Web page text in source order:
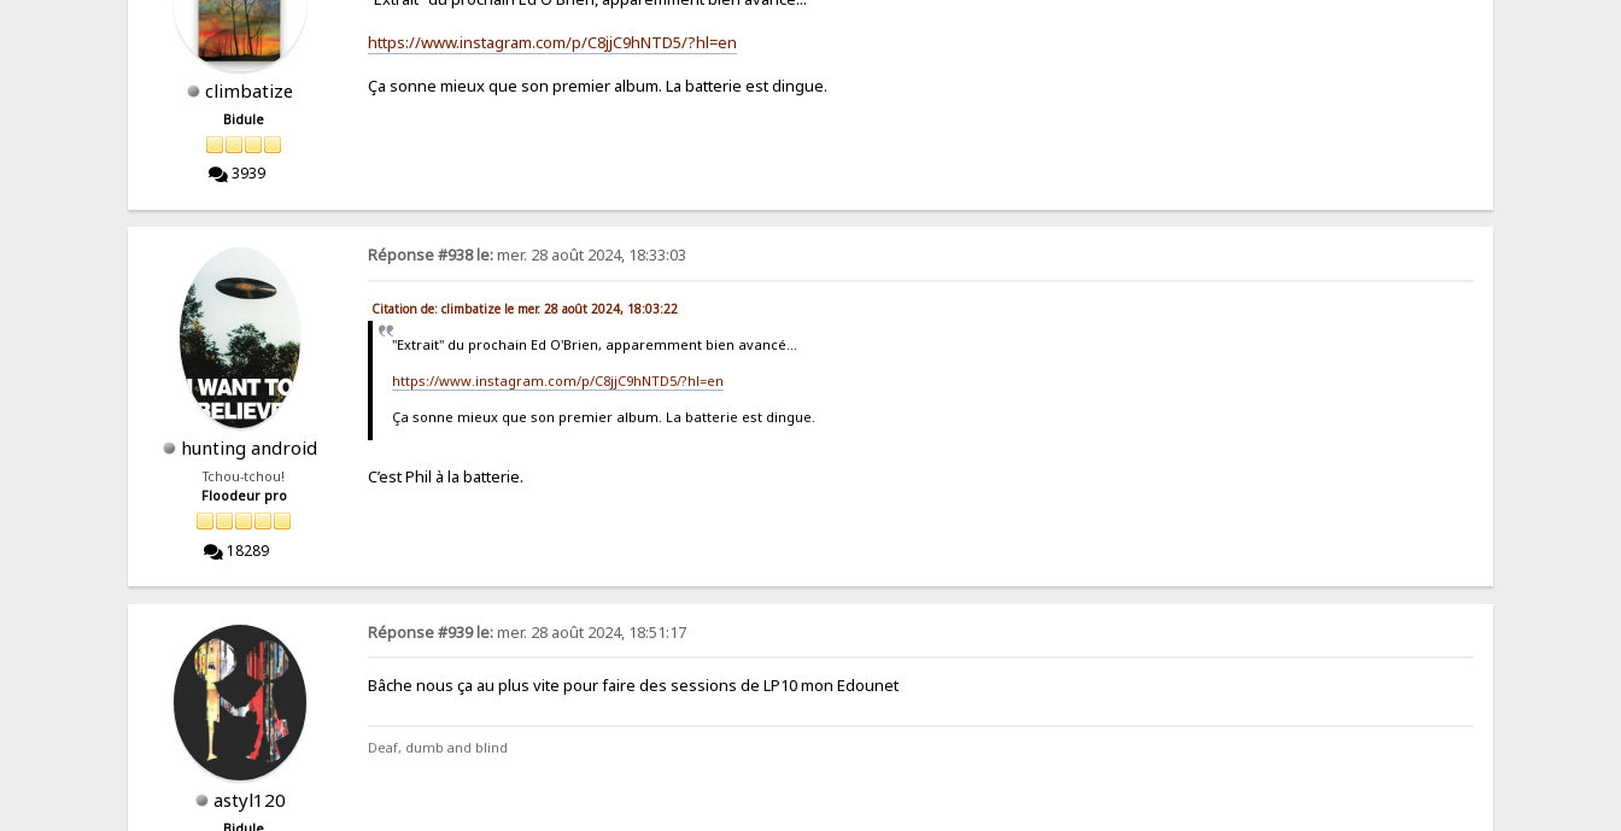
climbatize
Bidule
3939
https://www.instagram.com/p/C8jjC9hNTD5/?hl=en
Ça sonne mieux que son premier album. La batterie est dingue.
hunting android
Tchou-tchou!
Floodeur pro
18289
Réponse #938 le:mer. 28 août 2024, 18:33:03
Citation de: climbatize le mer. 28 août 2024, 18:03:22
"Extrait" du prochain Ed O'Brien, apparemment bien avancé...
https://www.instagram.com/p/C8jjC9hNTD5/?hl=en
Ça sonne mieux que son premier album. La batterie est dingue.
C’est Phil à la batterie.
astyl120
Réponse #939 le:mer. 28 août 2024, 18:51:17
Bâche nous ça au plus vite pour faire des sessions de LP10 mon Edounet
Deaf, dumb and blind